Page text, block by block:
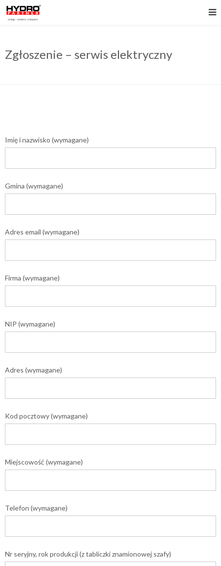
Zgłoszenie – serwis elektryczny
Imię i nazwisko (wymagane)
Gmina (wymagane)
Adres email (wymagane)
Firma (wymagane)
NIP (wymagane)
Adres (wymagane)
Kod pocztowy (wymagane)
Miejscowość (wymagane)
Telefon (wymagane)
Nr seryjny, rok produkcji (z tabliczki znamionowej szafy)